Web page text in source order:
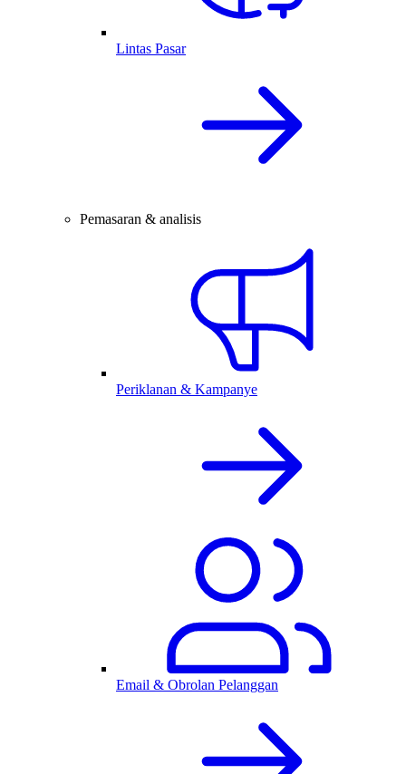
Lintas Pasar
Pemasaran & analisis
Periklanan & Kampanye
Email & Obrolan Pelanggan